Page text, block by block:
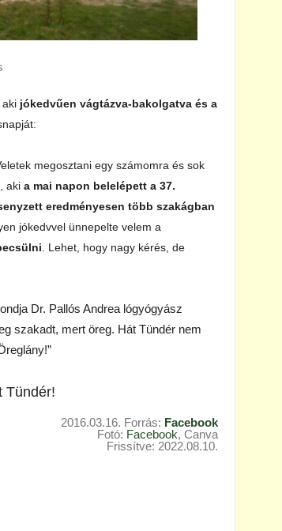
aki jókedvűen vágtázva-bakolgatva és a
megosztani egy számomra és sok
aki a mai napon belelépett a 37.
eredményesen több szakágban
jókedvvel ünnepelte velem a
. Lehet, hogy nagy kérés, de
Dr. Pallós Andrea lógyógyász
szakadt, mert öreg. Hát Tündér nem
Tündér!
2016.03.16. Forrás: Facebook
Fotó: Facebook, Canva
Frissítve: 2022.08.10.